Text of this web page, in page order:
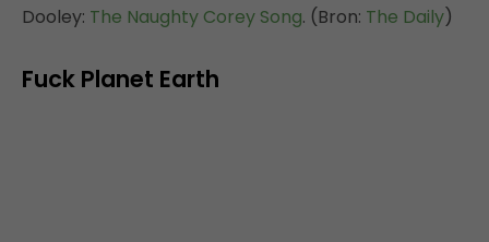
Dooley: The Naughty Corey Song. (Bron: The Daily)
Fuck Planet Earth